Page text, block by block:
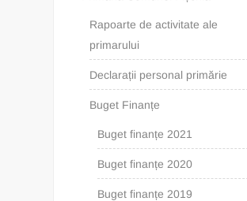
Rapoarte de activitate ale
primarului
Declarații personal primărie
Buget Finanțe
Buget finanțe 2021
Buget finanțe 2020
Buget finanțe 2019